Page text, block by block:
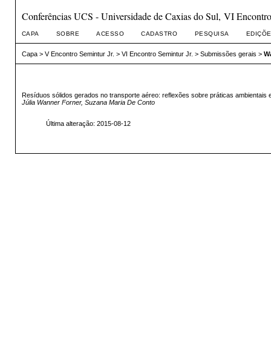
Conferências UCS - Universidade de Caxias do Sul, VI
CAPA SOBRE ACESSO CADASTRO PESQUISA
Capa> V Encontro Semintur Jr. > VI Encontro Semintur Jr. > Submissões gerais >
Resíduos sólidos gerados no transporte aéreo: reflexões sobre práticas ambientais
Júlia Wanner Forner, Suzana Maria De Conto
Última alteração: 2015-08-12